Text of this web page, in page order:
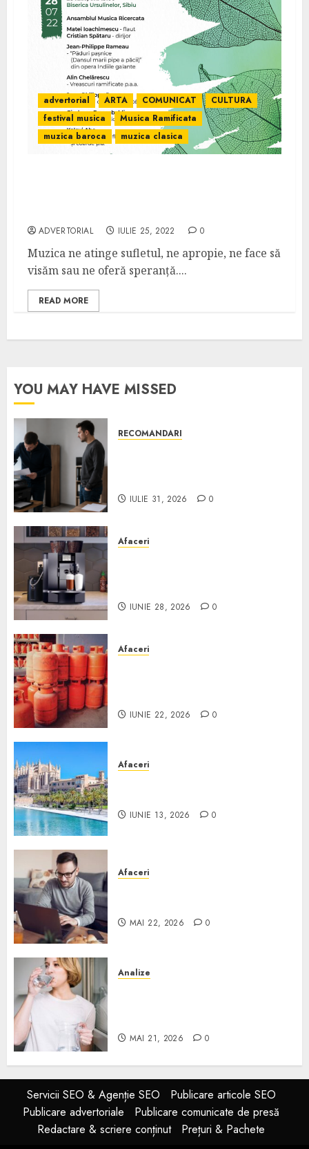
advertorial ARTA COMUNICAT
CULTURA
festival musica
Musica Ramificata
muzica baroca
muzica clasica
ADVERTORIAL IULIE 25, 2022 0
Muzica ne atinge sufletul, ne apropie, ne face să
visăm sau ne oferă speranță....
READ MORE
YOU MAY HAVE MISSED
RECOMANDARI
IULIE 31, 2026 0
Afaceri
IUNIE 28, 2026 0
Afaceri
IUNIE 22, 2026 0
Afaceri
IUNIE 13, 2026 0
Afaceri
MAI 22, 2026 0
Analize
MAI 21, 2026 0
Servicii SEO & Agenție SEO
Publicare articole SEO
Publicare advertoriale
Publicare comunicate de presă
Redactare & scriere conținut
Prețuri & Pachete